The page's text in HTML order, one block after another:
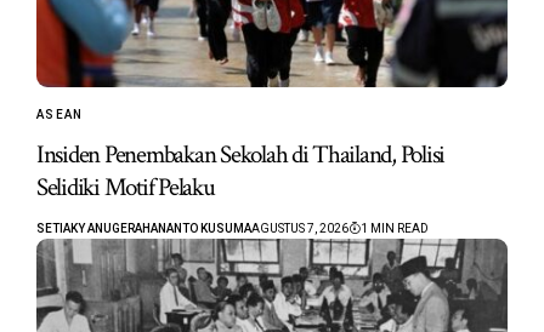
ASEAN
Insiden Penembakan Sekolah di Thailand, Polisi
Selidiki Motif Pelaku
SETIAKY ANUGERAHANANTO KUSUMAAGUSTUS 7, 2026 1 MIN READ